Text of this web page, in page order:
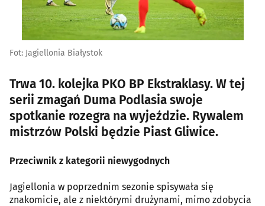
Fot: Jagiellonia Białystok
Trwa 10. kolejka PKO BP Ekstraklasy. W tej
serii zmagań Duma Podlasia swoje
spotkanie rozegra na wyjeździe. Rywalem
mistrzów Polski będzie Piast Gliwice.
Przeciwnik z kategorii niewygodnych
Jagiellonia w poprzednim sezonie spisywała się
znakomicie, ale z niektórymi drużynami, mimo zdobycia